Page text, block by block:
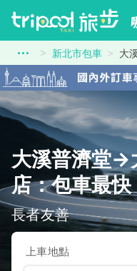
新北市包車 大
大溪普濟堂→
店：包車最快
長者友善
上車地點